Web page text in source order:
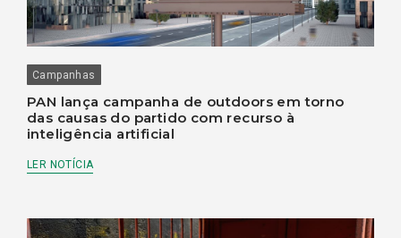
Campanhas
PAN lança campanha de outdoors em torno
das causas do partido com recurso à
inteligência artificial
LER NOTÍCIA